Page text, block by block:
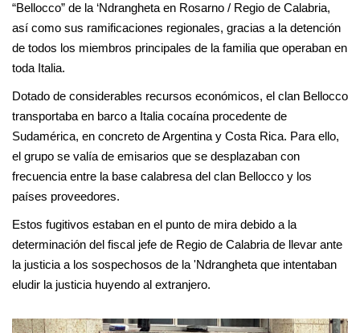
“Bellocco” de la ‘Ndrangheta en Rosarno / Regio de Calabria,
así como sus ramificaciones regionales, gracias a la detención
de todos los miembros principales de la familia que operaban en
toda Italia.
Dotado de considerables recursos económicos, el clan Bellocco
transportaba en barco a Italia cocaína procedente de
Sudamérica, en concreto de Argentina y Costa Rica. Para ello,
el grupo se valía de emisarios que se desplazaban con
frecuencia entre la base calabresa del clan Bellocco y los
países proveedores.
Estos fugitivos estaban en el punto de mira debido a la
determinación del fiscal jefe de Regio de Calabria de llevar ante
la justicia a los sospechosos de la 'Ndrangheta que intentaban
eludir la justicia huyendo al extranjero.